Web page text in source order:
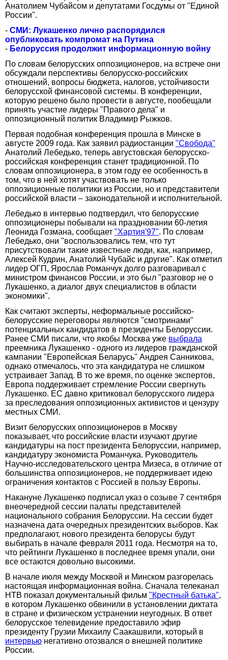
Анатолием Чубайсом и депутатами Госдумы от "Единой
России".
- СМИ: Лукашенко лично распорядился
опубликовать компромат на Путина
- Белоруссия продолжит информационную войну
По словам белорусских оппозиционеров, на встрече они
обсуждали перспективы белорусско-российских
отношений, вопросы бюджета, налогов, устойчивости
белорусской финансовой системы. В конференции,
которую решено было провести в августе, пообещали
принять участие лидеры "Правого дела" и
оппозиционный политик Владимир Рыжков.
Первая подобная конференция прошла в Минске в
августе 2009 года. Как заявил радиостанции "Свобода"
Анатолий Лебедько, теперь августовская белорусско-
российская конференция станет традиционной. По
словам оппозиционера, в этом году ее особенность в
том, что в ней хотят участвовать не только
оппозиционные политики из России, но и представители
российской власти – законодательной и исполнительной.
Лебедько в интервью подтвердил, что белорусские
оппозиционеры побывали на праздновании 60-летия
Леонида Гозмана, сообщает "Хартия'97". По словам
Лебедько, они "воспользовались тем, что тут
присутствовали такие известные люди, как, например,
Алексей Кудрин, Анатолий Чубайс и другие". Как отметил
лидер ОГП, Ярослав Романчук долго разговаривал с
министром финансов России, и это был "разговор не о
Лукашенко, а диалог двух специалистов в области
экономики".
Как считают эксперты, неформальные российско-
белорусские переговоры являются "смотринами"
потенциальных кандидатов в президенты Белоруссии.
Ранее СМИ писали, что якобы Москва уже выбрала
преемника Лукашенко - одного из лидеров гражданской
кампании "Европейская Беларусь" Андрея Санникова,
однако отмечалось, что эта кандидатура не слишком
устраивает Запад. В то же время, по оценке экспертов,
Европа поддерживает стремление России свергнуть
Лукашенко. ЕС давно критиковал белорусского лидера
за преследования оппозиционных активистов и цензуру
местных СМИ.
Визит белорусских оппозиционеров в Москву
показывает, что российские власти изучают другие
кандидатуры на пост президента Белоруссии, например,
кандидатуру экономиста Романчука. Руководитель
Научно-исследовательского центра Мизеса, в отличие от
большинства оппозиционеров, не поддерживает идею
ограничения контактов с Россией в пользу Европы.
Накануне Лукашенко подписал указ о созыве 7 сентября
внеочередной сессии палаты представителей
национального собрания Белоруссии. На сессии будет
назначена дата очередных президентских выборов. Как
предполагают, нового президента белорусы будут
выбирать в начале февраля 2011 года. Несмотря на то,
что рейтинги Лукашенко в последнее время упали, они
все остаются довольно высокими.
В начале июля между Москвой и Минском разгорелась
настоящая информационная война. Сначала телеканал
НТВ показал документальный фильм "Крестный батька",
в котором Лукашенко обвинили в установлении диктата
в стране и физическом устранении неугодных. В ответ
белорусское телевидение предоставило эфир
президенту Грузии Михаилу Саакашвили, который в
интервью негативно отозвался о внешней политике
России.